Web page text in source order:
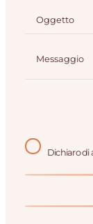
Dichiaro di